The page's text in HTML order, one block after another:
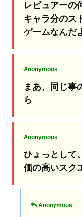
レビュアーの
キャラ分のス
ゲームなんだ
Anonymous
まあ、同じ事
ら
Anonymous
ひょっとして
価の高いスク
Anonymous